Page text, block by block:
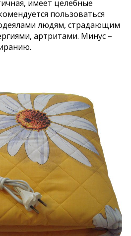
имеет целебные
пользоваться
людям, страдающим
артритами. Минус –